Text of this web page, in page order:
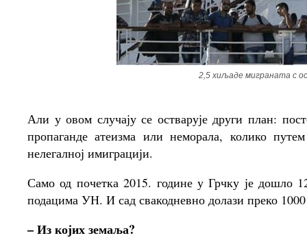
2,5 хиљаде миграната с
Али у овом случају се остварује други план:
пропаганде атеизма или неморала, колико
нелегалној имиграцији.
Само од почетка 2015. године у Грчку је дошло
подацима УН. И сад свакодневно долази преко
– Из којих земаља?